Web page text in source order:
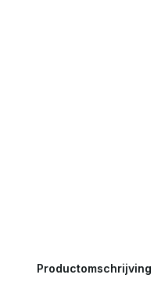
Productomschrijving